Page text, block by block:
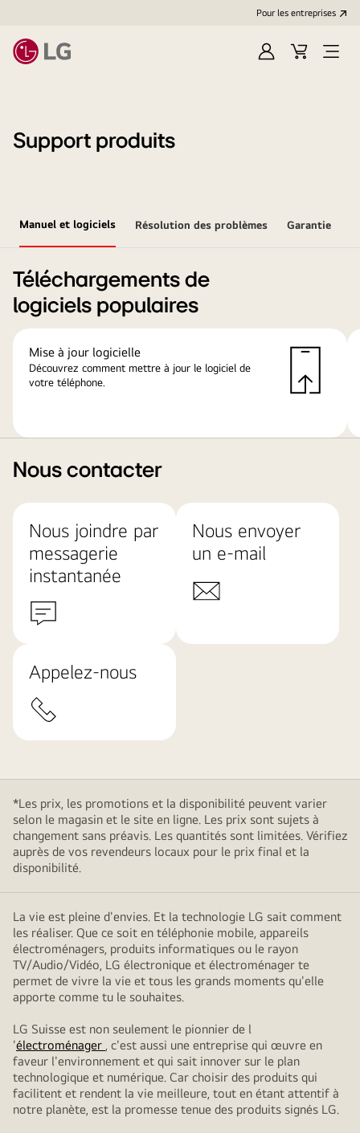
Pour les entreprises
Se
Panier
Support produits
Manuel et logiciels Résolution des problèmes Garantie
Téléchargements de
logiciels populaires
Mise à jour logicielle
Découvrez comment mettre à jour le logiciel de
votre téléphone.
Nous contacter
Nous joindre par
messagerie
instantanée
Nous envoyer
un e-mail
Appelez-nous
*Les prix, les promotions et la disponibilité peuvent varier
selon le magasin et le site en ligne. Les prix sont sujets à
changement sans préavis. Les quantités sont limitées. Vérifiez
auprès de vos revendeurs locaux pour le prix final et la
disponibilité.
La vie est pleine d'envies. Et la technologie LG sait comment
les réaliser. Que ce soit en téléphonie mobile, appareils
électroménagers, produits informatiques ou le rayon
TV/Audio/Vidéo, LG électronique et électroménager te
permet de vivre la vie et tous les grands moments qu'elle
apporte comme tu le souhaites.
LG Suisse est non seulement le pionnier de l
'électroménager , c'est aussi une entreprise qui œuvre en
faveur l'environnement et qui sait innover sur le plan
technologique et numérique. Car choisir des produits qui
facilitent et rendent la vie meilleure, tout en étant attentif à
notre planète, est la promesse tenue des produits signés LG.